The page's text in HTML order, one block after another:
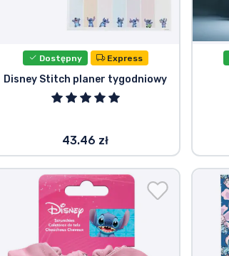
Dostępny Express
Disney Stitch planer tygodniowy
43.46 zł